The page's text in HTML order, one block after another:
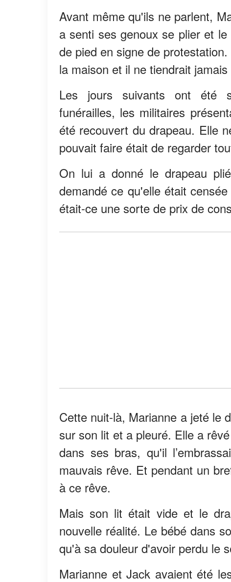
Avant même qu'ils ne parlent,
a senti ses genoux se plier et
de pied en signe de
la maison et il ne tiendrait
Les jours suivants ont été
funérailles, les militaires
été recouvert du drapeau. Elle
pouvait faire était de regarder
On lui a donné le drapeau
demandé ce qu'elle était
était-ce une sorte de prix de
Cette nuit-là, Marianne a jeté le
sur son lit et a pleuré. Elle a
dans ses bras, qu'il
mauvais rêve. Et pendant un
à ce rêve.
Mais son lit était vide et le
nouvelle réalité. Le bébé dans
qu'à sa douleur d'avoir perdu le
Marianne et Jack avaient été